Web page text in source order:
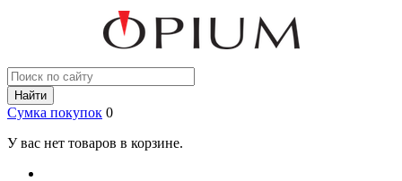
Найти
Сумка покупок 0
У вас нет товаров в корзине.